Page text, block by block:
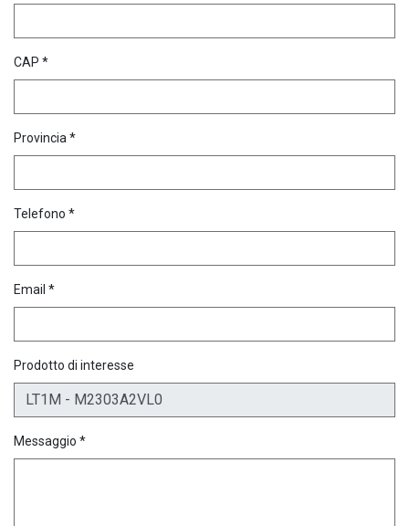
CAP *
Provincia *
Telefono *
Email *
Prodotto di interesse
Messaggio *